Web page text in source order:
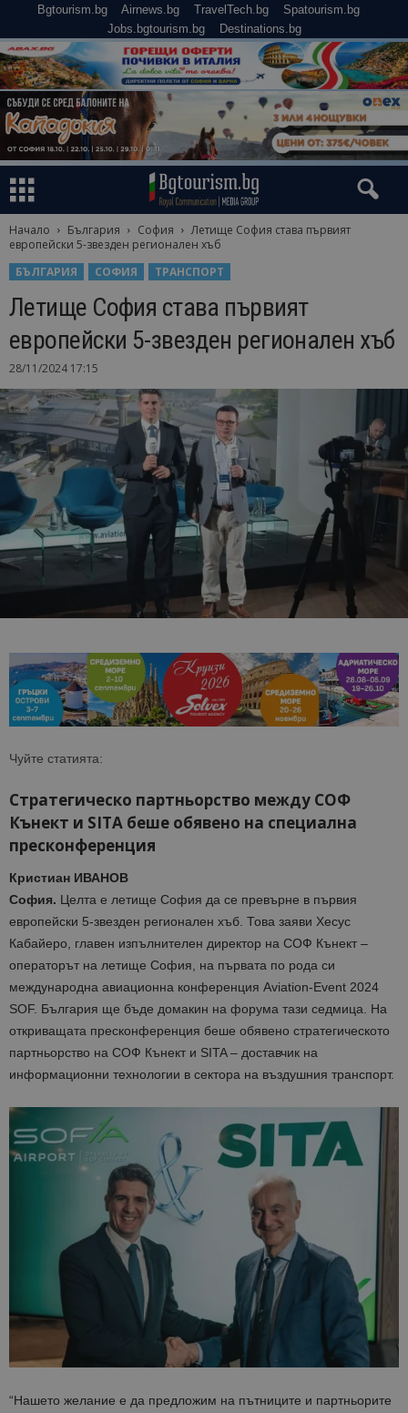
Bgtourism.bg Airnews.bg TravelTech.bg
Spatourism.bg
Jobs.bgtourism.bg
Destinations.bg
Начало България София
Летище София става първият
европейски 5-звезден регионален хъб
БЪЛГАРИЯ
СОФИЯ ТРАНСПОРТ
Летище София става първият
европейски 5-звезден регионален хъб
28/11/2024 17:15
Чуйте статията:
Стратегическо партньорство между СОФ
Кънект и SITA беше обявено на специална
пресконференция
Кристиан ИВАНОВ
София. Целта е летище София да се превърне в първия
европейски 5-звезден регионален хъб. Това заяви Хесус
Кабайеро, главен изпълнителен директор на СОФ Кънект –
операторът на летище София, на първата по рода си
международна авиационна конференция Aviation-Event 2024
SOF. България ще бъде домакин на форума тази седмица. На
откриващата пресконференция беше обявено стратегическото
партньорство на СОФ Кънект и SITA – доставчик на
информационни технологии в сектора на въздушния транспорт.
“Нашето желание е да предложим на пътниците и партньорите